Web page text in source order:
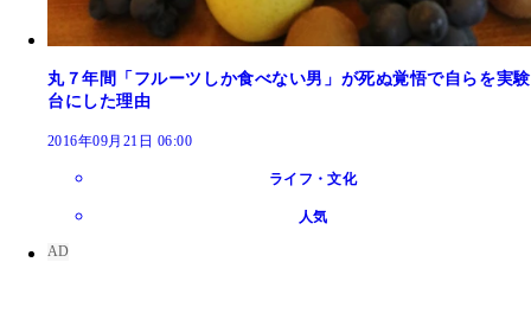
丸７年間「フルーツしか食べない男」が死ぬ覚悟で自らを実験
台にした理由
2016年09月21日 06:00
ライフ・文化
人気